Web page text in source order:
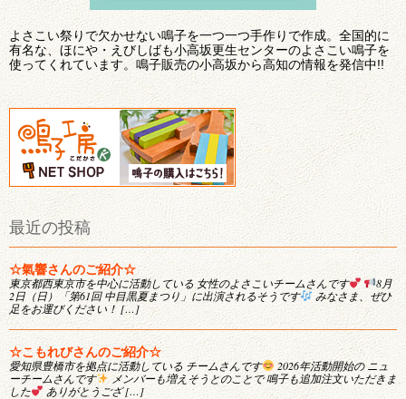
よさこい祭りで欠かせない鳴子を一つ一つ手作りで作成。全国的に
有名な、ほにや・えびしばも小高坂更生センターのよさこい鳴子を
使ってくれています。鳴子販売の小高坂から高知の情報を発信中!!
最近の投稿
☆氣響さんのご紹介☆
東京都西東京市を中心に活動している 女性のよさこいチームさんです
8月
2日（日）「第61回 中目黒夏まつり」に出演されるそうです
みなさま、ぜひ
足をお運びください！ […]
☆こもれびさんのご紹介☆
愛知県豊橋市を拠点に活動している チームさんです
2026年活動開始の ニュ
ーチームさんです
メンバーも増えそうとのことで 鳴子も追加注文いただきま
した
ありがとうござ […]